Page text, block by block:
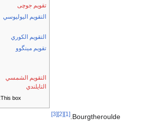
تقويم جوچى
التقويم اليوليوسي
التقويم الكوري
تقويم مينگوو
التقويم الشمسي
التايلندي
This box:
Bourgtheroulde.
[1]
[2]
[3]